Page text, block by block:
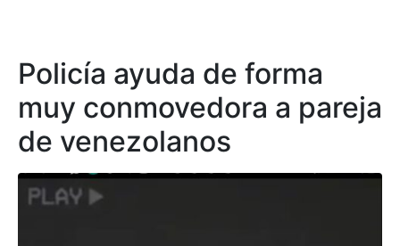
Policía ayuda de forma
muy conmovedora a pareja
de venezolanos